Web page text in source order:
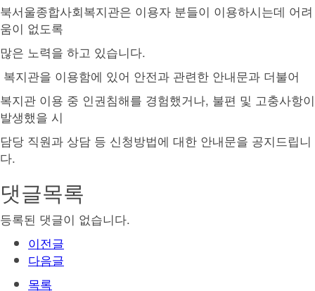
북서울종합사회복지관은 이용자 분들이 이용하시는데 어려
움이 없도록
많은 노력을 하고 있습니다.
복지관을 이용함에 있어 안전과 관련한 안내문과 더불어
복지관 이용 중 인권침해를 경험했거나, 불편 및 고충사항이
발생했을 시
담당 직원과 상담 등 신청방법에 대한 안내문을 공지드립니
다.
댓글목록
등록된 댓글이 없습니다.
이전글
다음글
목록